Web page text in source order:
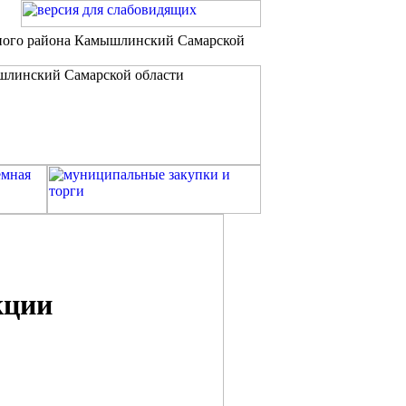
района Камышлинский Самарской